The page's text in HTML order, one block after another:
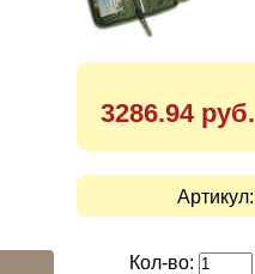
3286.94 руб.
Артикул:
Кол-во: